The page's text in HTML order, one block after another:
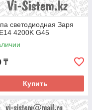
светодиодная Заря
4200K G45
₸
Купить